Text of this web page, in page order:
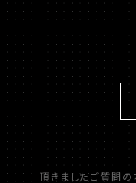
頂きましたご質問